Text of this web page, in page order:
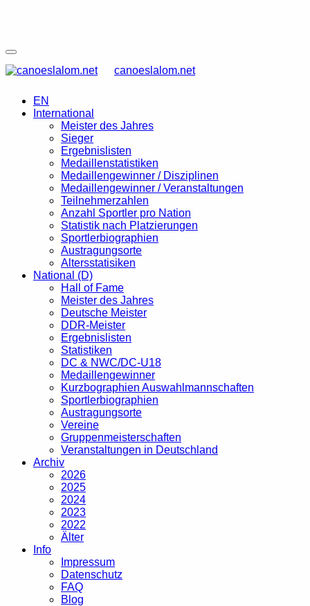
canoeslalom.net
EN
International
Meister des Jahres
Sieger
Ergebnislisten
Medaillenstatistiken
Medaillengewinner / Disziplinen
Medaillengewinner / Veranstaltungen
Teilnehmerzahlen
Anzahl Sportler pro Nation
Statistik nach Platzierungen
Sportlerbiographien
Austragungsorte
Altersstatisiken
National (D)
Hall of Fame
Meister des Jahres
Deutsche Meister
DDR-Meister
Ergebnislisten
Statistiken
DC & NWC/DC-U18
Medaillengewinner
Kurzbographien Auswahlmannschaften
Sportlerbiographien
Austragungsorte
Vereine
Gruppenmeisterschaften
Veranstaltungen in Deutschland
Archiv
2026
2025
2024
2023
2022
Älter
Info
Impressum
Datenschutz
FAQ
Blog